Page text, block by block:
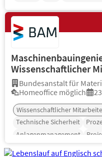
Wissenschaftlicher
Bundesanstalt für
Homeoffice möglich
Wissenschaftlicher
Technische Sicherheit
Anlagenmanagement